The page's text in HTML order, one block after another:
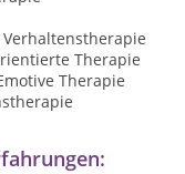
Therapie
Therapie